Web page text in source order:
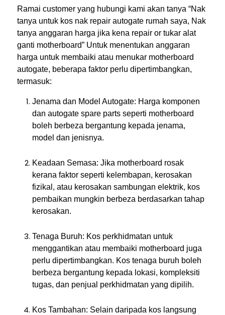
Ramai customer yang hubungi kami akan tanya “Nak
tanya untuk kos nak repair autogate rumah saya, Nak
tanya anggaran harga jika kena repair or tukar alat
ganti motherboard” Untuk menentukan anggaran
harga untuk membaiki atau menukar motherboard
autogate, beberapa faktor perlu dipertimbangkan,
termasuk:
Jenama dan Model Autogate: Harga komponen
dan autogate spare parts seperti motherboard
boleh berbeza bergantung kepada jenama,
model dan jenisnya.
Keadaan Semasa: Jika motherboard rosak
kerana faktor seperti kelembapan, kerosakan
fizikal, atau kerosakan sambungan elektrik, kos
pembaikan mungkin berbeza berdasarkan tahap
kerosakan.
Tenaga Buruh: Kos perkhidmatan untuk
menggantikan atau membaiki motherboard juga
perlu dipertimbangkan. Kos tenaga buruh boleh
berbeza bergantung kepada lokasi, kompleksiti
tugas, dan penjual perkhidmatan yang dipilih.
Kos Tambahan: Selain daripada kos langsung